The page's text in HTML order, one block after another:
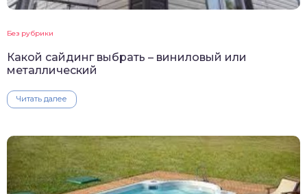
Без рубрики
Какой сайдинг выбрать – виниловый или
металлический
Читать далее